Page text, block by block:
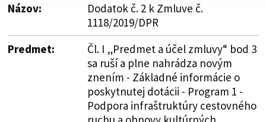
Názov:
Dodatok č. 2 k Zmluve č.
1118/2019/DPR
Predmet:
Čl. I „Predmet a účel zmluvy“ bod 3
sa ruší a plne nahrádza novým
znením - Základné informácie o
poskytnutej dotácii - Program 1 -
Podpora infraštruktúry cestovného